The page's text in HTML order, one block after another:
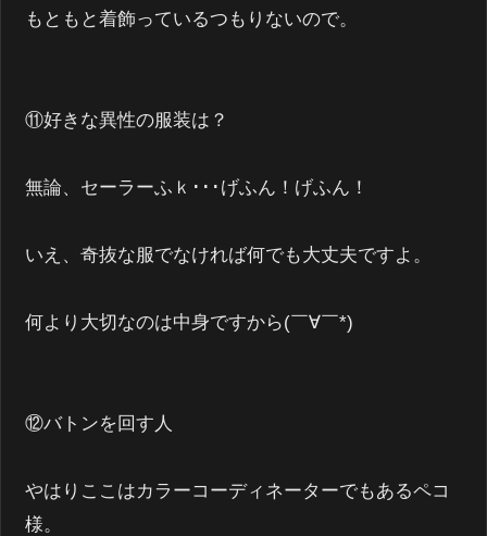
もともと着飾っているつもりないので。
⑪好きな異性の服装は？
無論、セーラーふｋ･･･げふん！げふん！
いえ、奇抜な服でなければ何でも大丈夫ですよ。
何より大切なのは中身ですから(￣∀￣*)
⑫バトンを回す人
やはりここはカラーコーディネーターでもあるペコ
様。